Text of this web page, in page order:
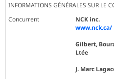
INFORMATIONS GÉNÉRALES SUR LE
Concurrent
NCK inc.
www.nck.ca/
Gilbert,
Ltée
J. Marc